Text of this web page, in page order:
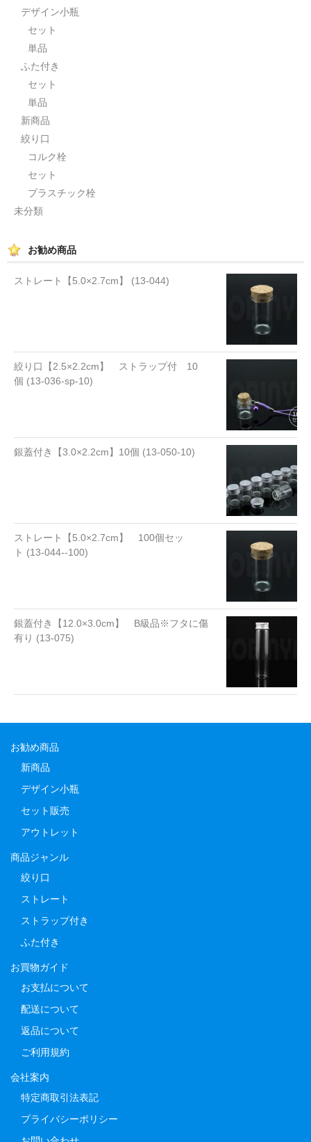
デザイン小瓶
セット
単品
ふた付き
セット
単品
新商品
絞り口
コルク栓
セット
プラスチック栓
未分類
お勧め商品
ストレート【5.0×2.7cm】 (13-044)
絞り口【2.5×2.2cm】 ストラップ付 10
個 (13-036-sp-10)
銀蓋付き【3.0×2.2cm】10個 (13-050-10)
ストレート【5.0×2.7cm】 100個セッ
ト (13-044--100)
銀蓋付き【12.0×3.0cm】 B級品※フタに傷
有り (13-075)
お勧め商品
新商品
デザイン小瓶
セット販売
アウトレット
商品ジャンル
絞り口
ストレート
ストラップ付き
ふた付き
お買物ガイド
お支払について
配送について
返品について
ご利用規約
会社案内
特定商取引法表記
プライバシーポリシー